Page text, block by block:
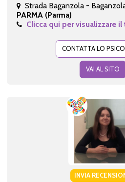
Strada Baganzola -
PARMA (Parma)
Clicca qui per visualizzare
CONTATTA LO
VAI AL SITO
INVIA